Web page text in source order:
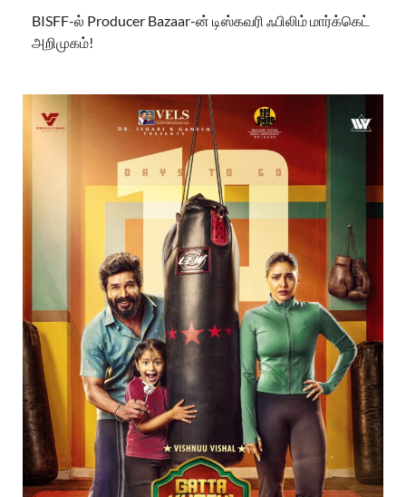
BISFF-ல் Producer Bazaar-ன் டிஸ்கவரி ஃபிலிம் மார்க்கெட்
அறிமுகம்!